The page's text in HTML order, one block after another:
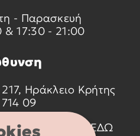
- Παρασκευή
17:30 - 21:00
Ηράκλειο Κρήτης
09
ΠΑΤΩΝΤΑΣ
ΕΔΩ